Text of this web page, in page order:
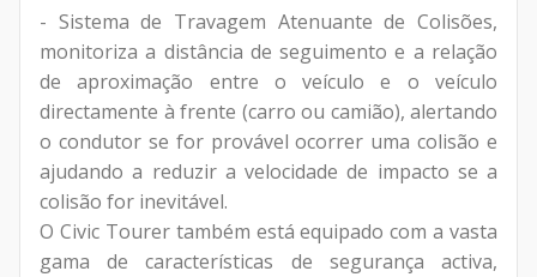
- Sistema de Travagem Atenuante de Colisões,
monitoriza a distância de seguimento e a relação
de aproximação entre o veículo e o veículo
directamente à frente (carro ou camião), alertando
o condutor se for provável ocorrer uma colisão e
ajudando a reduzir a velocidade de impacto se a
colisão for inevitável.
O Civic Tourer também está equipado com a vasta
gama de características de segurança activa,